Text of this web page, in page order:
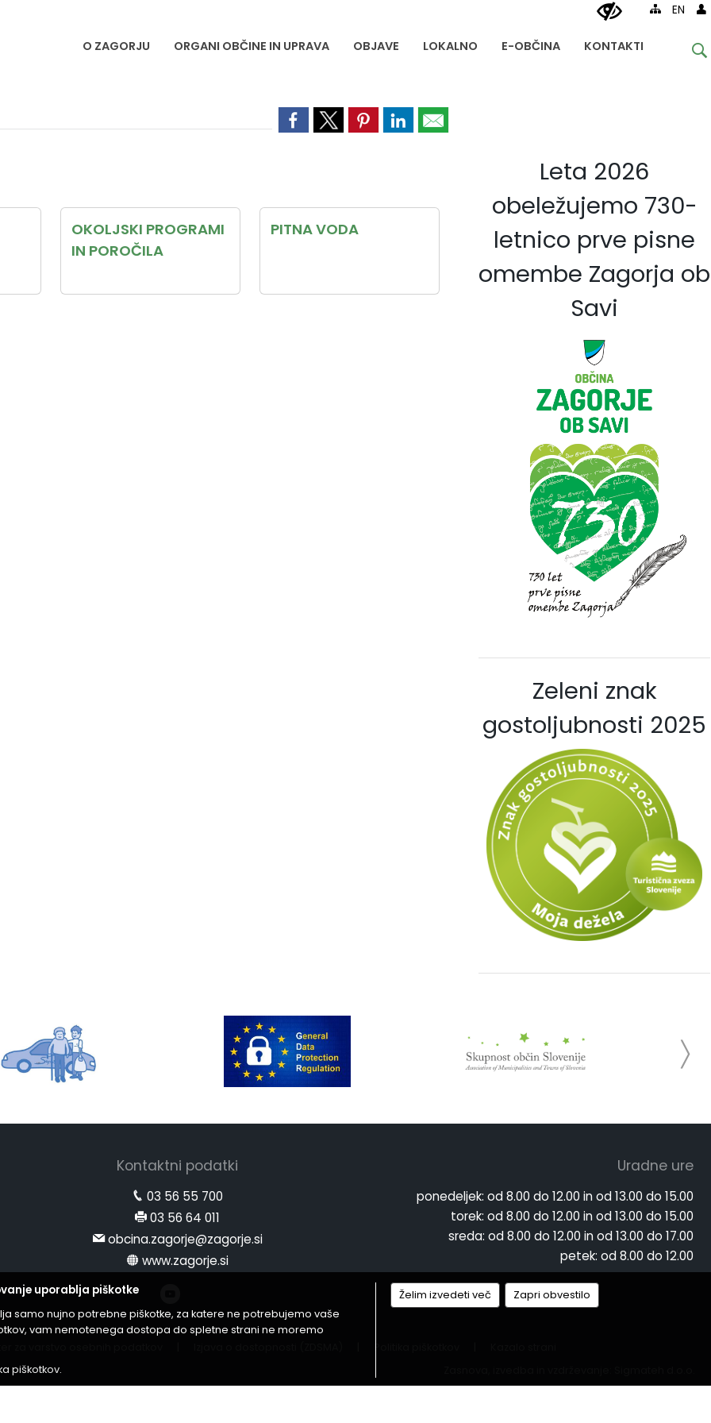
EN
O ZAGORJU ORGANI OBČINE IN UPRAVA OBJAVE LOKALNO E-OBČINA KONTAKTI
OKOLJSKI PROGRAMI
IN POROČILA
PITNA VODA
Leta 2026
obeležujemo 730-
letnico prve pisne
omembe Zagorja ob
Savi
Zeleni znak
gostoljubnosti 2025
Kontaktni podatki
03 56 55 700
03 56 64 011
obcina.zagorje@zagorje.si
www.zagorje.si
Uradne ure
ponedeljek: od 8.00 do 12.00 in od 13.00 do 15.00
torek: od 8.00 do 12.00 in od 13.00 do 15.00
sreda: od 8.00 do 12.00 in od 13.00 do 17.00
petek: od 8.00 do 12.00
uporablja piškotke
samo nujno potrebne piškotke, za katere ne potrebujemo vaše
vam nemotenega dostopa do spletne strani ne moremo
piškotkov.
Želim izvedeti več Zapri obvestilo